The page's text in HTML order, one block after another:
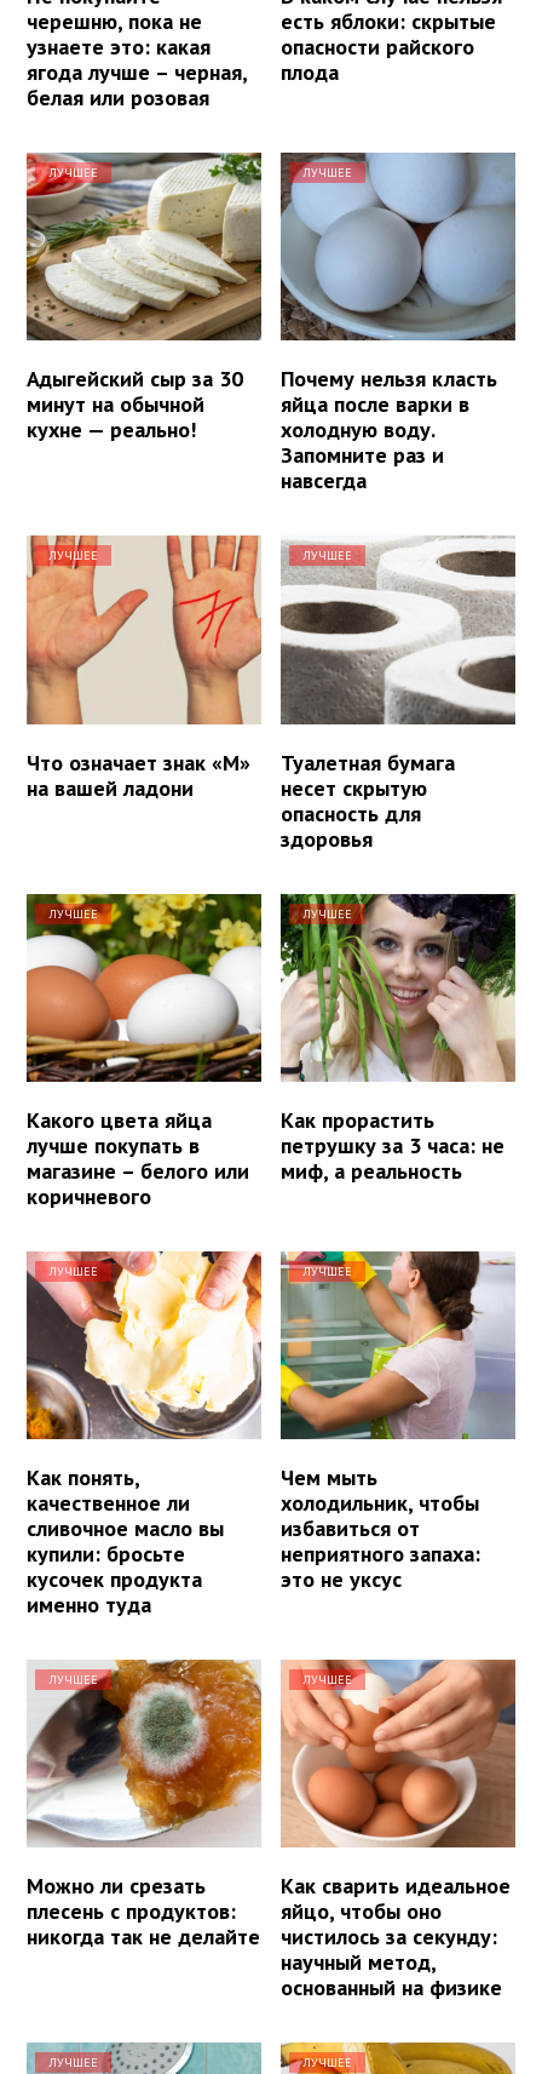
черешню, пока не
узнаете это: какая
ягода лучше – черная,
белая или розовая
есть яблоки: скрытые
опасности райского
плода
ЛУЧШЕЕ
Адыгейский сыр за 30
минут на обычной
кухне — реально!
ЛУЧШЕЕ
Почему нельзя класть
яйца после варки в
холодную воду.
Запомните раз и
навсегда
ЛУЧШЕЕ
Что означает знак «М»
на вашей ладони
ЛУЧШЕЕ
Туалетная бумага
несет скрытую
опасность для
здоровья
ЛУЧШЕЕ
Какого цвета яйца
лучше покупать в
магазине – белого или
коричневого
ЛУЧШЕЕ
Как прорастить
петрушку за 3 часа: не
миф, а реальность
ЛУЧШЕЕ
Как понять,
качественное ли
сливочное масло вы
купили: бросьте
кусочек продукта
именно туда
ЛУЧШЕЕ
Чем мыть
холодильник, чтобы
избавиться от
неприятного запаха:
это не уксус
ЛУЧШЕЕ
Можно ли срезать
плесень с продуктов:
никогда так не делайте
ЛУЧШЕЕ
Как сварить идеальное
яйцо, чтобы оно
чистилось за секунду:
научный метод,
основанный на физике
ЛУЧШЕЕ ЛУЧШЕЕ